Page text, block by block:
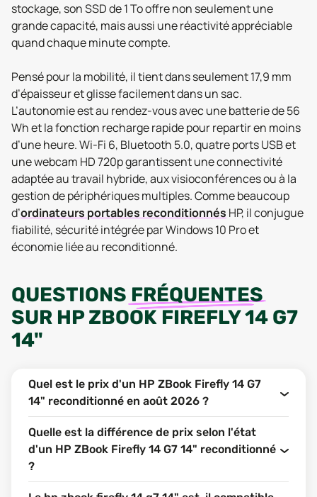
stockage, son SSD de 1 To offre non seulement une
grande capacité, mais aussi une réactivité appréciable
quand chaque minute compte.
Pensé pour la mobilité, il tient dans seulement 17,9 mm
d’épaisseur et glisse facilement dans un sac.
L’autonomie est au rendez-vous avec une batterie de 56
Wh et la fonction recharge rapide pour repartir en moins
d’une heure. Wi-Fi 6, Bluetooth 5.0, quatre ports USB et
une webcam HD 720p garantissent une connectivité
adaptée au travail hybride, aux visioconférences ou à la
gestion de périphériques multiples. Comme beaucoup
d’ordinateurs portables reconditionnés HP, il conjugue
fiabilité, sécurité intégrée par Windows 10 Pro et
économie liée au reconditionné.
QUESTIONS FRÉQUENTES
SUR HP ZBOOK FIREFLY 14 G7
14"
Quel est le prix d'un HP ZBook Firefly 14 G7
14" reconditionné en août 2026 ?
Quelle est la différence de prix selon l'état
d'un HP ZBook Firefly 14 G7 14" reconditionné
?